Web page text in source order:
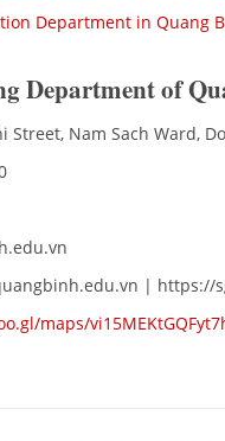
Department in Quang
Department of
Street, Nam Sach Ward,
| https://
maps/